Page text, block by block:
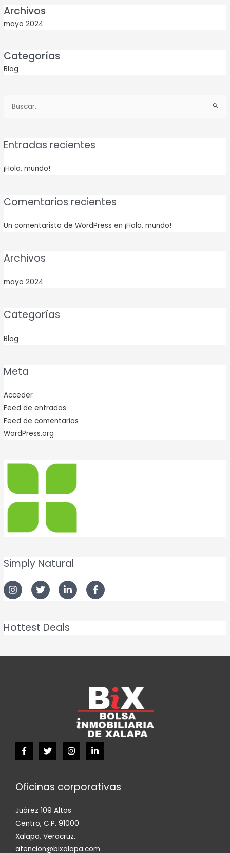
Archivos
mayo 2024
Categorías
Blog
Buscar
por:
Entradas recientes
¡Hola, mundo!
Comentarios recientes
Un comentarista de WordPress en¡Hola, mundo!
Archivos
mayo 2024
Categorías
Blog
Meta
Acceder
Feed de entradas
Feed de comentarios
WordPress.org
Simply Natural
Hottest Deals
Oficinas corporativas
Juárez 109 Altos
Centro, C.P. 91000
Xalapa, Veracruz.
atencion@bixalapa.com